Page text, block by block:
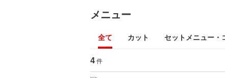
メニュー
全て カット セットメニュー・
4 件